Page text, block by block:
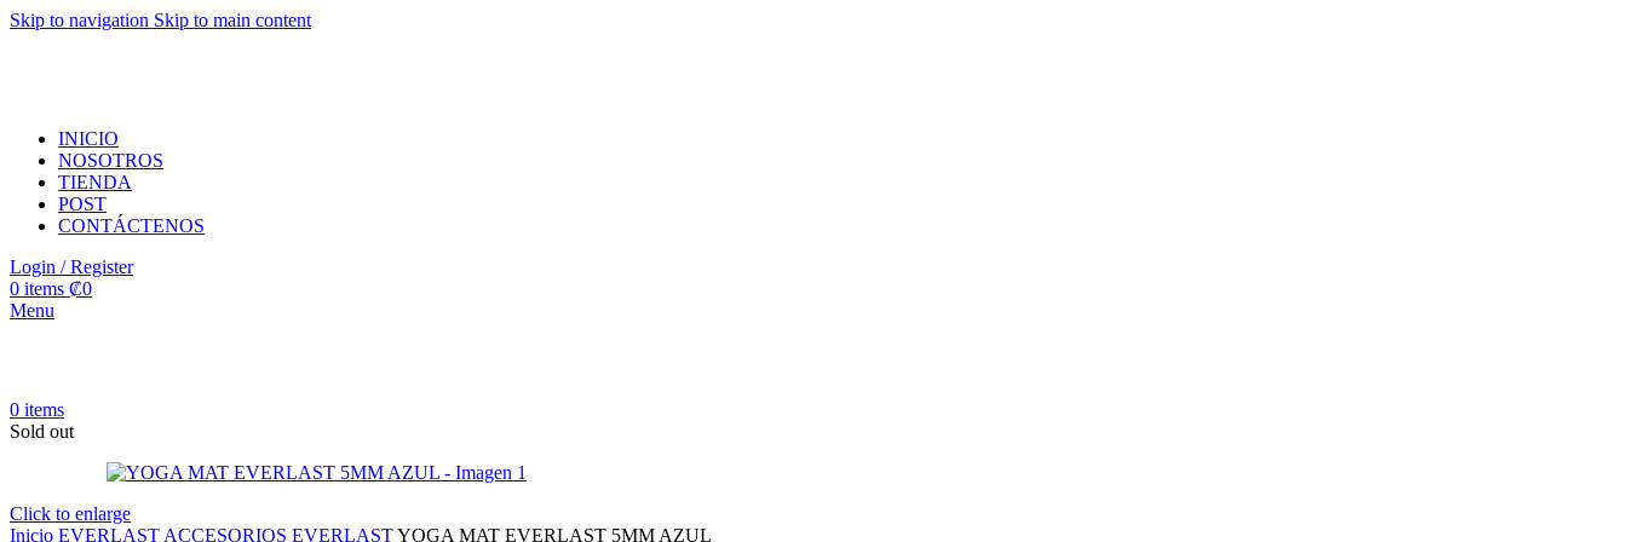
Skip to navigation Skip to main content
INICIO
NOSOTROS
TIENDA
POST
CONTÁCTENOS
Login / Register
0 items ₡0
Menu
0 items
Sold out
Click to enlarge
Inicio EVERLAST ACCESORIOS EVERLASTYOGA MAT EVERLAST 5MM AZUL